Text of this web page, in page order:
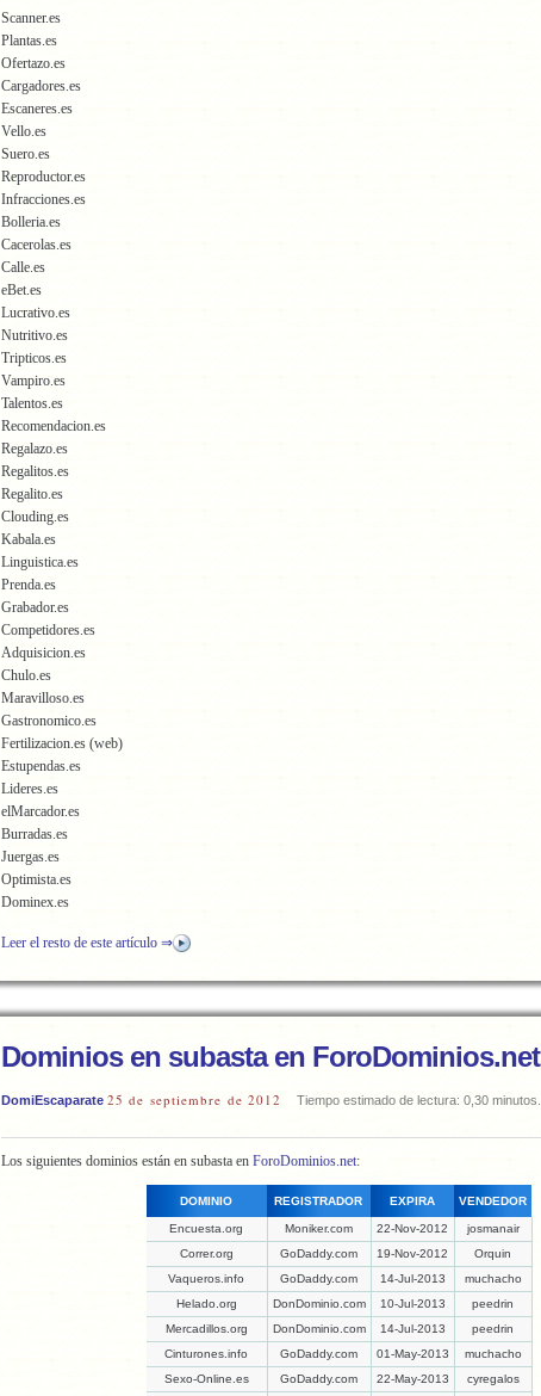
Scanner.es
Plantas.es
Ofertazo.es
Cargadores.es
Escaneres.es
Vello.es
Suero.es
Reproductor.es
Infracciones.es
Bolleria.es
Cacerolas.es
Calle.es
eBet.es
Lucrativo.es
Nutritivo.es
Tripticos.es
Vampiro.es
Talentos.es
Recomendacion.es
Regalazo.es
Regalitos.es
Regalito.es
Clouding.es
Kabala.es
Linguistica.es
Prenda.es
Grabador.es
Competidores.es
Adquisicion.es
Chulo.es
Maravilloso.es
Gastronomico.es
Fertilizacion.es (web)
Estupendas.es
Lideres.es
elMarcador.es
Burradas.es
Juergas.es
Optimista.es
Dominex.es
Leer el resto de este artículo ⇒
Dominios en subasta en ForoDominios.net
DomiEscaparate 25 de septiembre de 2012 Tiempo estimado de lectura: 0,30 minutos.
Los siguientes dominios están en subasta en ForoDominios.net:
DOMINIO REGISTRADOR EXPIRA VENDEDOR
Encuesta.org Moniker.com 22-Nov-2012
josmanair
Correr.org
GoDaddy.com 19-Nov-2012
Orquin
Vaqueros.info
GoDaddy.com 14-Jul-2013
muchacho
Helado.org
DonDominio.com 10-Jul-2013
peedrin
Mercadillos.org
DonDominio.com 14-Jul-2013
peedrin
Cinturones.info
GoDaddy.com 01-May-2013
muchacho
Sexo-Online.es
GoDaddy.com 22-May-2013 cyregalos